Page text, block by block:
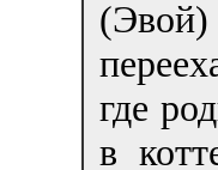
где
в